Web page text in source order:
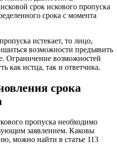
срок искового пропуска
срока с момента
истекает, то лицо,
возможности предъявить
Ограничение возможностей
как истца, так и ответчика.
срока
пропуска необходимо
заявлением. Каковы
можно найти в статье 113